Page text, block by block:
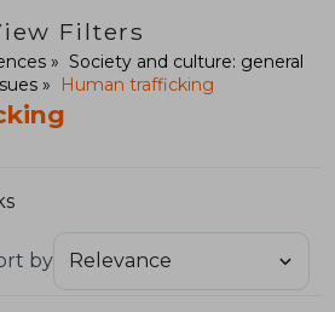
Filters
Society and culture: general
Human trafficking
by